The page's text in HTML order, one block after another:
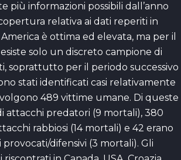
più informazioni possibili dall’anno
relativa ai dati reperiti in
è ottima ed elevata, ma per il
solo un discreto campione di
soprattutto per il periodo successivo
stati identificati casi relativamente
489 vittime umane. Di queste
attacchi predatori (9 mortali), 380
rabbiosi (14 mortali) e 42 erano
difensivi (3 mortali). Gli